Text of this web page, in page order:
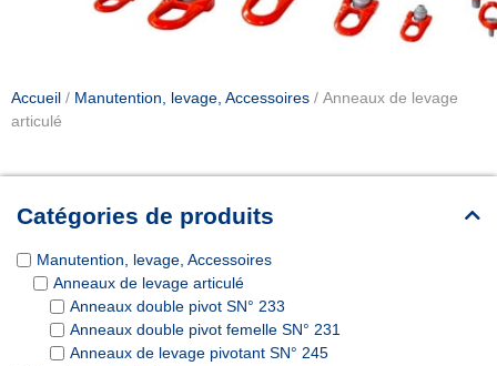
Accueil / Manutention, levage, Accessoires / Anneaux de levage
articulé
Catégories de produits
Manutention, levage, Accessoires
Anneaux de levage articulé
Anneaux double pivot SN° 233
Anneaux double pivot femelle SN° 231
Anneaux de levage pivotant SN° 245